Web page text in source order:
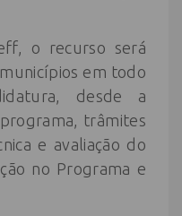
o recurso será
em todo
desde a
trâmites
e avaliação do
no Programa e